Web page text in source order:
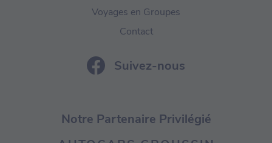
Voyages en Groupes
Contact
Suivez-nous
Notre Partenaire Privilégié